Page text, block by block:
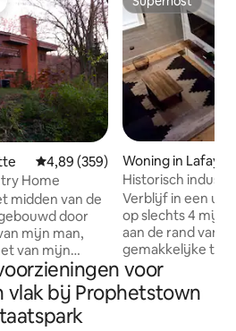
Gemiddelde beoordeling van
4,89 (359)
Home
midden van de
door
mijn man,
van mijn
en
het alsof je
ingericht
Superhost
Woning in
Historisch
Verblijf in een
op slechts 4 mijl
aan de rand van
gemakkelijke
restaurants. Dit
werd in 1890
schoolgebouw
voor
vlak bij Prophetstown